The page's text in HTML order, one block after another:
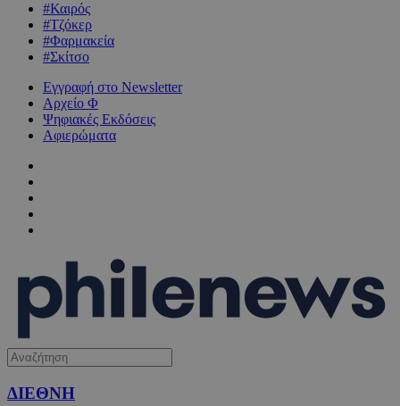
#Καιρός
#Τζόκερ
#Φαρμακεία
#Σκίτσο
Εγγραφή στο Newsletter
Αρχείο Φ
Ψηφιακές Εκδόσεις
Αφιερώματα
ΔΙΕΘΝΗ